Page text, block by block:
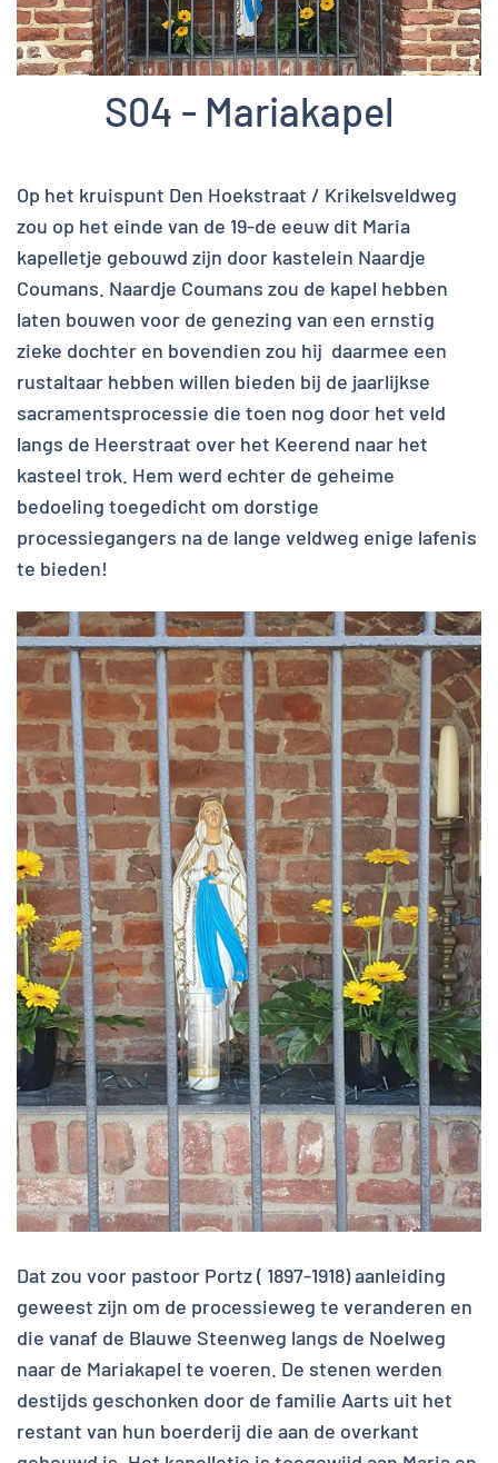
S04 - Mariakapel
Op het kruispunt Den Hoekstraat / Krikelsveldweg
zou op het einde van de 19-de eeuw dit Maria
kapelletje gebouwd zijn door kastelein Naardje
Coumans. Naardje Coumans zou de kapel hebben
laten bouwen voor de genezing van een ernstig
zieke dochter en bovendien zou hij daarmee een
rustaltaar hebben willen bieden bij de jaarlijkse
sacramentsprocessie die toen nog door het veld
langs de Heerstraat over het Keerend naar het
kasteel trok. Hem werd echter de geheime
bedoeling toegedicht om dorstige
processiegangers na de lange veldweg enige lafenis
te bieden!
Dat zou voor pastoor Portz ( 1897-1918) aanleiding
geweest zijn om de processieweg te veranderen en
die vanaf de Blauwe Steenweg langs de Noelweg
naar de Mariakapel te voeren. De stenen werden
destijds geschonken door de familie Aarts uit het
restant van hun boerderij die aan de overkant